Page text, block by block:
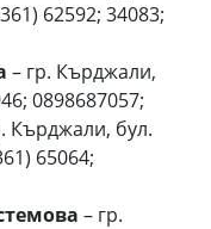
62592; 34083;
– гр. Кърджали,
0898687057;
Кърджали, бул.
65064;
– гр.